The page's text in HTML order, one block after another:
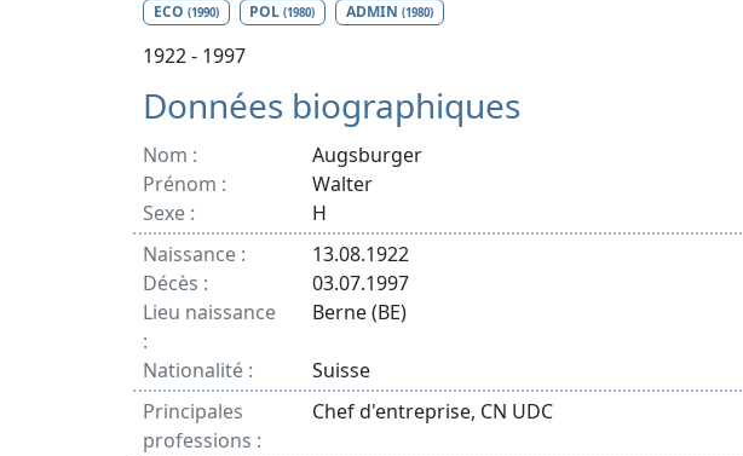
ECO (1990) POL(1980) ADMIN (1980)
1922 - 1997
Données biographiques
Nom :
Augsburger
Prénom :
Walter
Sexe :
H
Naissance :
13.08.1922
Décès :
03.07.1997
Lieu naissance
:
Berne (BE)
Nationalité :
Suisse
Principales
professions :
Chef d'entreprise, CN UDC